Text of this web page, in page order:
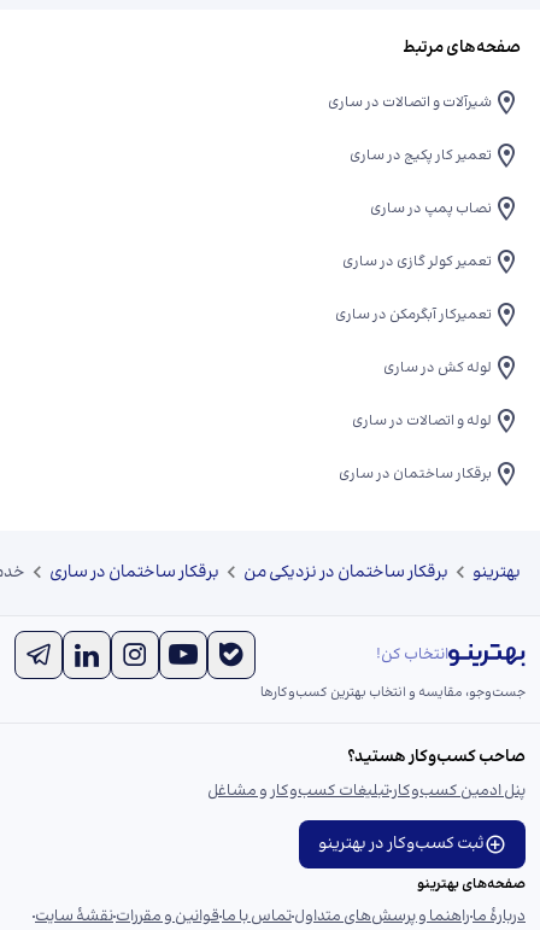
صفحه‌های مرتبط
شیرآلات و اتصالات در ساری
تعمیر کار پکیج در ساری
نصاب پمپ در ساری
تعمیر کولر گازی در ساری
تعمیرکار آبگرمکن در ساری
لوله کش در ساری
لوله و اتصالات در ساری
برقکار ساختمان در ساری
بهترینو برقکار ساختمان در نزدیکی من برقکار ساختمان در ساری
انتخاب کن!
جست‌و‌جو، مقایسه و انتخاب بهترین کسب‌وکارها
صاحب کسب‌وکار هستید؟
پنل ادمین کسب‌وکارتبلیغات کسب‌وکار و مشاغل
ثبت کسب‌وکار در بهترینو
صفحه‌های بهترینو
دربارهٔ ماراهنما و پرسش‌های متداولتماس با ماقوانین و مقرراتنقشهٔ سایت